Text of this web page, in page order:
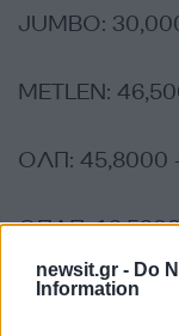
newsit.gr - Do
Information
JUMBO:
ΜETLEN:
ΟΛΠ: 45,8000
ΟΠΑΠ:
ΟΤΕ: 15,7800 -